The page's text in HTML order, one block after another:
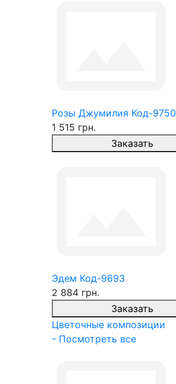
Розы Джумилия Код-9750
1 515 грн.
Заказать
Эдем Код-9693
2 884 грн.
Заказать
Цветочные композиции
- Посмотреть все